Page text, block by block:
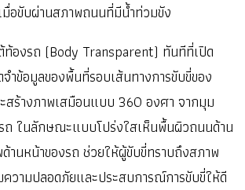
อขับผ่านสภาพถนนที่มีน้ำท่วมขัง
ท้องรถ (Body Transparent) ทันทีที่เปิด
ำข้อมูลของพื้นที่รอบเส้นทางการขับขี่ของ
สร้างภาพเสมือนแบบ 360 องศา จากมุม
ถ ในลักษณะแบบโปร่งใสเห็นพื้นผิวถนนด้าน
านหน้าของรถ ช่วยให้ผู้ขับขี่ทราบถึงสภาพ
วามปลอดภัยและประสบการณ์การขับขี่ให้ดี